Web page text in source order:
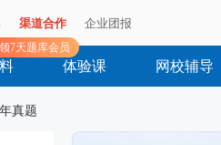
7天题库会员
渠道合作 企业团报
体验课 网校辅导
真题